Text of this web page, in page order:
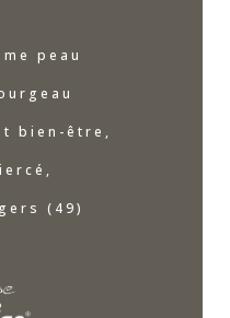
peau
bien-être,
(49)